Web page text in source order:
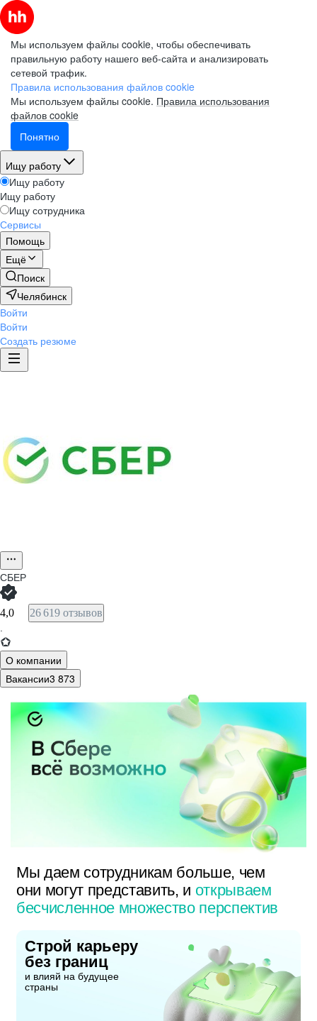
Мы используем файлы cookie, чтобы обеспечивать
правильную работу нашего веб-сайта и анализировать
сетевой трафик.
Правила использования файлов cookie
Мы используем файлы cookie. Правила использования
файлов cookie
Понятно
Ищу работу
Ищу работу
Ищу работу
Ищу сотрудника
Сервисы
Помощь
Ещё
Поиск
Челябинск
Войти
Войти
Создать резюме
СБЕР
4,0 26 619 отзывов
·
О компании
Вакансии3 873
Мы даем сотрудникам больше, чем
они могут представить, и открываем
бесчисленное множество перспектив
Строй карьеру
без границ
и влияй на будущее
страны